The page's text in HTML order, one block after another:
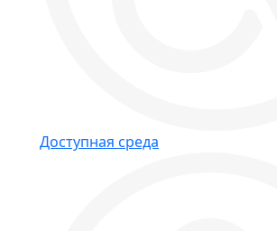
Доступная среда